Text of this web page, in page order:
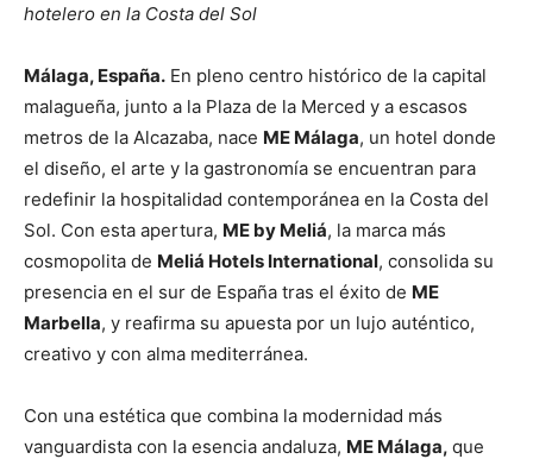
hotelero en la Costa del Sol
Málaga, España. En pleno centro histórico de la capital
malagueña, junto a la Plaza de la Merced y a escasos
metros de la Alcazaba, nace ME Málaga, un hotel donde
el diseño, el arte y la gastronomía se encuentran para
redefinir la hospitalidad contemporánea en la Costa del
Sol. Con esta apertura, ME by Meliá, la marca más
cosmopolita de Meliá Hotels International, consolida su
presencia en el sur de España tras el éxito de ME
Marbella, y reafirma su apuesta por un lujo auténtico,
creativo y con alma mediterránea.
Con una estética que combina la modernidad más
vanguardista con la esencia andaluza, ME Málaga, que